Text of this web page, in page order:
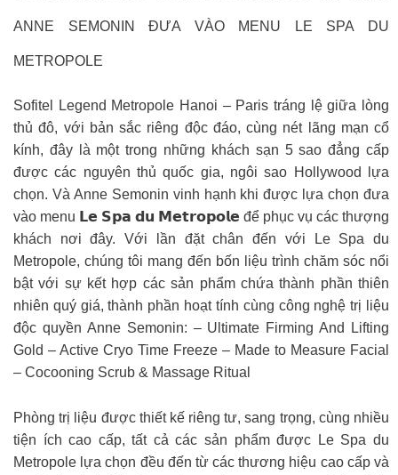
ANNE SEMONIN ĐƯA VÀO MENU LE SPA DU
METROPOLE
Sofitel Legend Metropole Hanoi – Paris tráng lệ giữa lòng
thủ đô, với bản sắc riêng độc đáo, cùng nét lãng mạn cổ
kính, đây là một trong những khách sạn 5 sao đẳng cấp
được các nguyên thủ quốc gia, ngôi sao Hollywood lựa
chọn. Và Anne Semonin vinh hạnh khi được lựa chọn đưa
vào menu 𝗟𝗲 𝗦𝗽𝗮 𝗱𝘂 𝗠𝗲𝘁𝗿𝗼𝗽𝗼𝗹𝗲 để phục vụ các thượng
khách nơi đây. Với lần đặt chân đến với Le Spa du
Metropole, chúng tôi mang đến bốn liệu trình chăm sóc nổi
bật với sự kết hợp các sản phẩm chứa thành phần thiên
nhiên quý giá, thành phần hoạt tính cùng công nghệ trị liệu
độc quyền Anne Semonin: – Ultimate Firming And Lifting
Gold – Active Cryo Time Freeze – Made to Measure Facial
– Cocooning Scrub & Massage Ritual
Phòng trị liệu được thiết kế riêng tư, sang trọng, cùng nhiều
tiện ích cao cấp, tất cả các sản phẩm được Le Spa du
Metropole lựa chọn đều đến từ các thương hiệu cao cấp và